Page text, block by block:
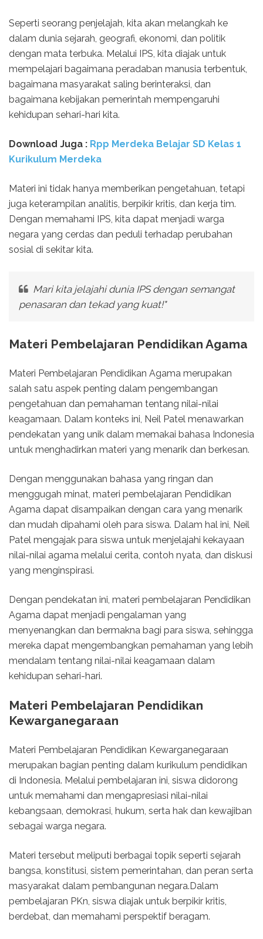
Seperti seorang penjelajah, kita akan melangkah ke
dalam dunia sejarah, geografi, ekonomi, dan politik
dengan mata terbuka. Melalui IPS, kita diajak untuk
mempelajari bagaimana peradaban manusia terbentuk,
bagaimana masyarakat saling berinteraksi, dan
bagaimana kebijakan pemerintah mempengaruhi
kehidupan sehari-hari kita.
Download Juga : Rpp Merdeka Belajar SD Kelas 1
Kurikulum Merdeka
Materi ini tidak hanya memberikan pengetahuan, tetapi
juga keterampilan analitis, berpikir kritis, dan kerja tim.
Dengan memahami IPS, kita dapat menjadi warga
negara yang cerdas dan peduli terhadap perubahan
sosial di sekitar kita.
Mari kita jelajahi dunia IPS dengan semangat
penasaran dan tekad yang kuat!"
Materi Pembelajaran Pendidikan Agama
Materi Pembelajaran Pendidikan Agama merupakan
salah satu aspek penting dalam pengembangan
pengetahuan dan pemahaman tentang nilai-nilai
keagamaan. Dalam konteks ini, Neil Patel menawarkan
pendekatan yang unik dalam memakai bahasa Indonesia
untuk menghadirkan materi yang menarik dan berkesan.
Dengan menggunakan bahasa yang ringan dan
menggugah minat, materi pembelajaran Pendidikan
Agama dapat disampaikan dengan cara yang menarik
dan mudah dipahami oleh para siswa. Dalam hal ini, Neil
Patel mengajak para siswa untuk menjelajahi kekayaan
nilai-nilai agama melalui cerita, contoh nyata, dan diskusi
yang menginspirasi.
Dengan pendekatan ini, materi pembelajaran Pendidikan
Agama dapat menjadi pengalaman yang
menyenangkan dan bermakna bagi para siswa, sehingga
mereka dapat mengembangkan pemahaman yang lebih
mendalam tentang nilai-nilai keagamaan dalam
kehidupan sehari-hari.
Materi Pembelajaran Pendidikan
Kewarganegaraan
Materi Pembelajaran Pendidikan Kewarganegaraan
merupakan bagian penting dalam kurikulum pendidikan
di Indonesia. Melalui pembelajaran ini, siswa didorong
untuk memahami dan mengapresiasi nilai-nilai
kebangsaan, demokrasi, hukum, serta hak dan kewajiban
sebagai warga negara.
Materi tersebut meliputi berbagai topik seperti sejarah
bangsa, konstitusi, sistem pemerintahan, dan peran serta
masyarakat dalam pembangunan negara.Dalam
pembelajaran PKn, siswa diajak untuk berpikir kritis,
berdebat, dan memahami perspektif beragam.